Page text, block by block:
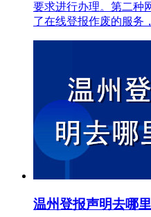
要求进行办理。第二种
了在线登报作废的服务
温州登报声明去哪